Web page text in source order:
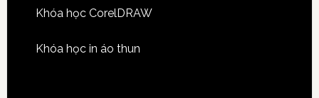
Khóa học CorelDRAW
Khóa học in áo thun